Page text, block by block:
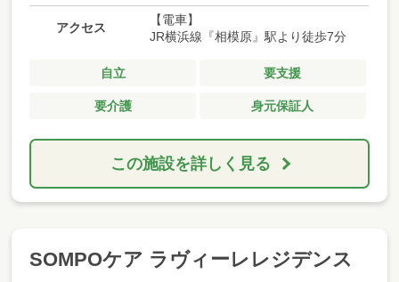
アクセス
【電車】
JR横浜線『相模原』駅より徒歩7分
自立 要支援
要介護 身元保証人
この施設を詳しく見る
SOMPOケア ラヴィーレレジデンス